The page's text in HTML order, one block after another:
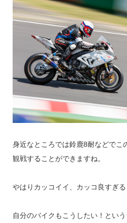
身近なところでは鈴鹿8耐などでこ
観戦することができますね。
やはりカッコイイ、カッコ良すぎる
自分のバイクもこうしたい！とい